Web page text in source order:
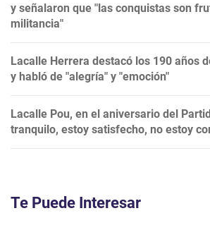
y señalaron que "las conquistas son
militancia"
Lacalle Herrera destacó los 190 años
y habló de "alegría" y "emoción"
Lacalle Pou, en el aniversario del
tranquilo, estoy satisfecho, no estoy
Te Puede Interesar